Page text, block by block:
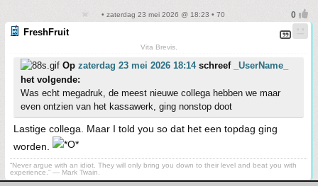
• zaterdag 23 mei 2026 @ 18:23 • 70
FreshFruit
Vita Brevis.
Op zaterdag 23 mei 2026 18:14schreef
_UserName_
het volgende:
Was echt megadruk, de meest nieuwe collega hebben we maar
even ontzien van het kassawerk, ging nonstop doot
Lastige collega. Maar I told you so dat het een topdag ging
worden.
“Never argue with an idiot. They will only bring you down to their level and beat you with
experience.” ― Mark Twain.